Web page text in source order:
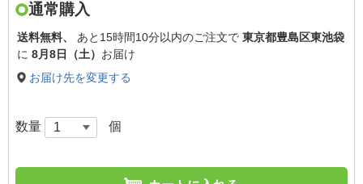
通常購入
送料無料、 あと 15時間10分以内のご注文で 東京都豊島区東池袋
に 8月8日（土） お届け
お届け先を変更する
数量 個